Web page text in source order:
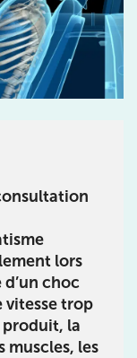
lors
d’un choc
vitesse trop
produit, la
muscles, les
Auger en
dans votre
le plus proche